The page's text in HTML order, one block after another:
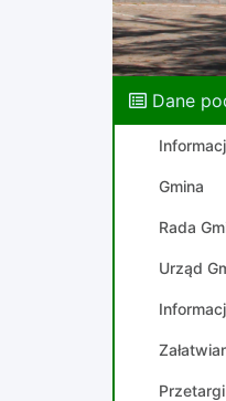
Dane
Gmina
Rada
Urząd
Przetargi